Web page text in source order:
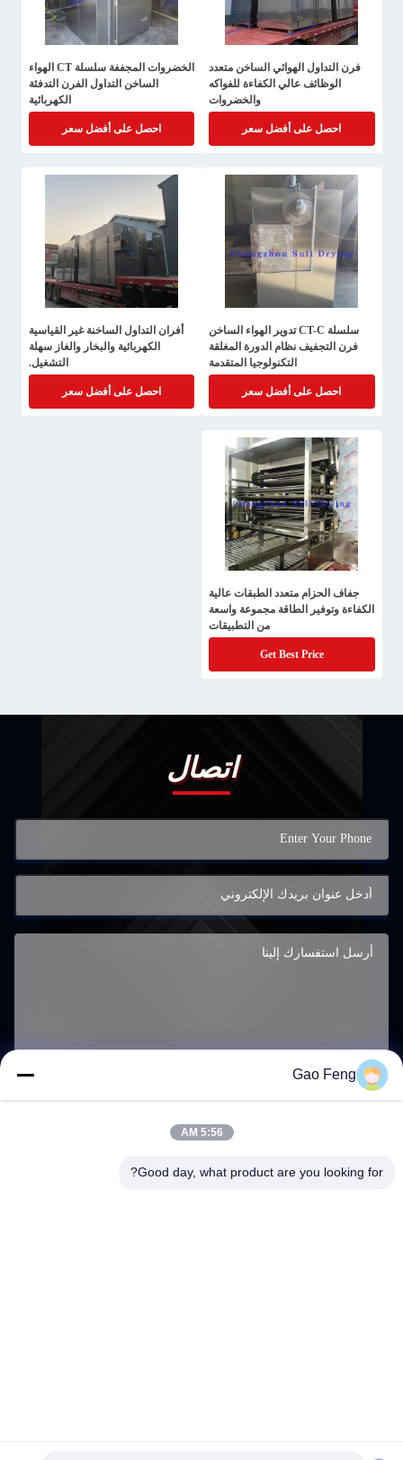
فرن التداول الهوائي الساخن متعدد
الوظائف عالي الكفاءة للفواكه
والخضروات
احصل على أفضل سعر
الخضروات المجففة سلسلة CT الهواء
الساخن التداول الفرن التدفئة
الكهربائية
احصل على أفضل سعر
سلسلة CT-C تدوير الهواء الساخن
فرن التجفيف نظام الدورة المغلقة
التكنولوجيا المتقدمة
احصل على أفضل سعر
أفران التداول الساخنة غير القياسية
الكهربائية والبخار والغاز سهلة
التشغيل.
احصل على أفضل سعر
جفاف الحزام متعدد الطبقات عالية
الكفاءة وتوفير الطاقة مجموعة واسعة
من التطبيقات
Get Best Price
اتصال
إرسال
Gao Feng
5:56 AM
Good day, what product are you looking for?